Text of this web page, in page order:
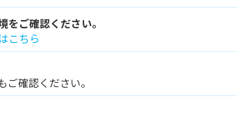
をご確認ください。
こちら
確認ください。